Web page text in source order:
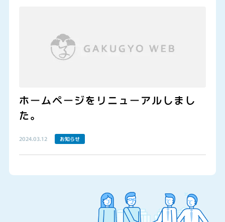
ホームページをリニューアルしまし
た。
2024.03.12 お知らせ